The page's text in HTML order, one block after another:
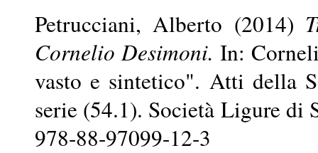
Petrucciani, Alberto (2014)
Cornelio Desimoni. In:
vasto e sintetico". Atti della
serie (54.1). Società Ligure di
978-88-97099-12-3